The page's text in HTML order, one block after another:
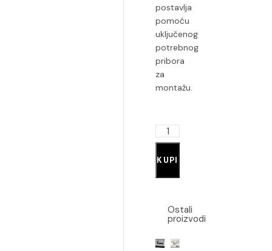
postavlja
pomoću
uključenog
potrebnog
pribora
za
montažu.
KUPI
Ostali
proizvodi